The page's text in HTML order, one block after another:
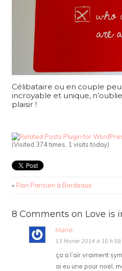
Célibataire ou en couple
incroyable et unique,
plaisir !
(Visited 374 times, 1 visits today)
« Flan Parisien à Bordeaux
8 Comments on Love is
Marie
13 février 2014 à 10 h 58
ça a l’air vraiment
ai eu une pour noel,